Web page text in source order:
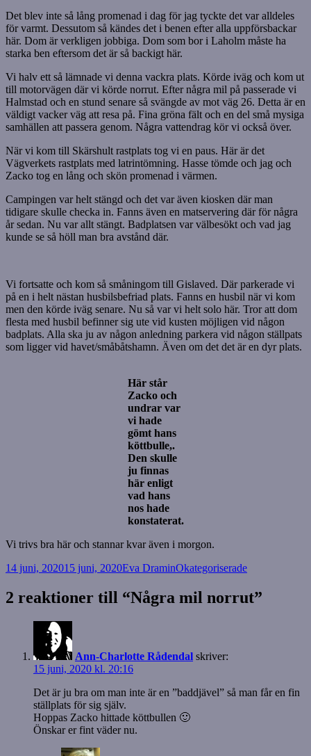
Det blev inte så lång promenad i dag för jag tyckte det var alldeles
för varmt. Dessutom så kändes det i benen efter alla uppförsbackar
här. Dom är verkligen jobbiga. Dom som bor i Laholm måste ha
starka ben eftersom det är så backigt här.
Vi halv ett så lämnade vi denna vackra plats. Körde iväg och kom ut
till motorvägen där vi körde norrut. Efter några mil på passerade vi
Halmstad och en stund senare så svängde av mot väg 26. Detta är en
väldigt vacker väg att resa på. Fina gröna fält och en del små mysiga
samhällen att passera genom. Några vattendrag kör vi också över.
När vi kom till Skärshult rastplats tog vi en paus. Här är det
Vägverkets rastplats med latrintömning. Hasse tömde och jag och
Zacko tog en lång och skön promenad i värmen.
Campingen var helt stängd och det var även kiosken där man
tidigare skulle checka in. Fanns även en matservering där för några
år sedan. Nu var allt stängt. Badplatsen var välbesökt och vad jag
kunde se så höll man bra avstånd där.
Vi fortsatte och kom så småningom till Gislaved. Där parkerade vi
på en i helt nästan husbilsbefriad plats. Fanns en husbil när vi kom
men den körde iväg senare. Nu så var vi helt solo här. Tror att dom
flesta med husbil befinner sig ute vid kusten möjligen vid någon
badplats. Alla ska ju av någon anledning parkera vid någon ställpats
som ligger vid havet/småbåtshamn. Även om det det är en dyr plats.
Här står
Zacko och
undrar var
vi hade
gömt hans
köttbulle,.
Den skulle
ju finnas
här enligt
vad hans
nos hade
konstaterat.
Vi trivs bra här och stannar kvar även i morgon.
Postat
14 juni, 202015 juni, 2020Författare
Eva DraminKategorier
Okategoriserade
2 reaktioner till “Några mil norrut”
Ann-Charlotte Rådendal skriver:
15 juni, 2020 kl. 20:16
Det är ju bra om man inte är en ”baddjävel” så man får en fin
ställplats för sig själv.
Hoppas Zacko hittade köttbullen 🙂
Önskar er fint väder nu.